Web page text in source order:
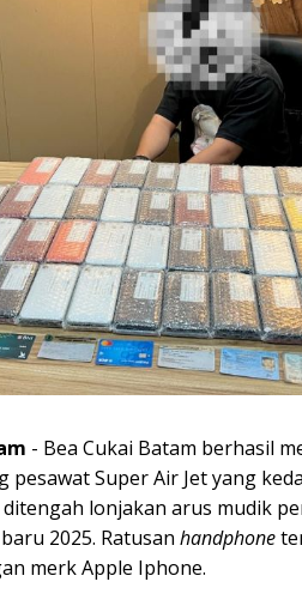
- Bea Cukai Batam berhasil
Super Air Jet yang
ditengah lonjakan arus mudik
2025. Ratusan handphone
merk Apple Iphone.